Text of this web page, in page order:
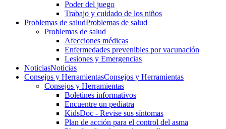
Poder del juego
Trabajo y cuidado de los niños
Problemas de saludProblemas de salud
Problemas de salud
Afecciones médicas
Enfermedades prevenibles por vacunación
Lesiones y Emergencias
NoticiasNoticias
Consejos y HerramientasConsejos y Herramientas
Consejos y Herramientas
Boletines informativos
Encuentre un pediatra
KidsDoc - Revise sus síntomas
Plan de acción para el control del asma